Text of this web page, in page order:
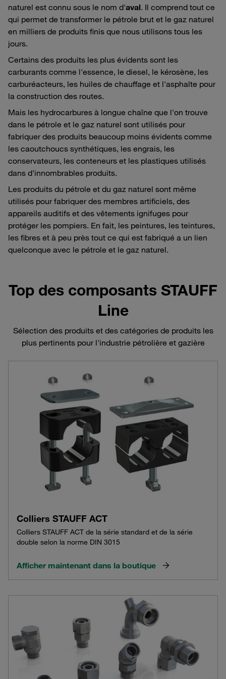
naturel est connu sous le nom d'aval. Il comprend tout ce
qui permet de transformer le pétrole brut et le gaz naturel
en milliers de produits finis que nous utilisons tous les
jours.
Certains des produits les plus évidents sont les
carburants comme l'essence, le diesel, le kérosène, les
carburéacteurs, les huiles de chauffage et l'asphalte pour
la construction des routes.
Mais les hydrocarbures à longue chaîne que l'on trouve
dans le pétrole et le gaz naturel sont utilisés pour
fabriquer des produits beaucoup moins évidents comme
les caoutchoucs synthétiques, les engrais, les
conservateurs, les conteneurs et les plastiques utilisés
dans d'innombrables produits.
Les produits du pétrole et du gaz naturel sont même
utilisés pour fabriquer des membres artificiels, des
appareils auditifs et des vêtements ignifuges pour
protéger les pompiers. En fait, les peintures, les teintures,
les fibres et à peu près tout ce qui est fabriqué a un lien
quelconque avec le pétrole et le gaz naturel.
Top des composants STAUFF
Line
Sélection des produits et des catégories de produits les
plus pertinents pour l'industrie pétrolière et gazière
Colliers STAUFF ACT
Colliers STAUFF ACT de la série standard et de la série
double selon la norme DIN 3015
Afficher maintenant dans la boutique